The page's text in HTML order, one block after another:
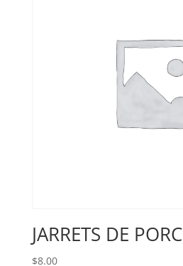
JARRETS DE PORC
$8.00